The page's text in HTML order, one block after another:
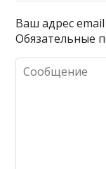
Ваш адрес
Обязательные